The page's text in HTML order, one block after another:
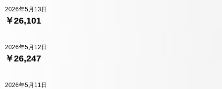
￥26,101
2026年5月13日
￥26,247
2026年5月12日
2026年5月11日